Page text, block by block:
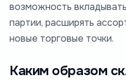
возможность
партии, расширять
новые торговые точки.
Каким образом